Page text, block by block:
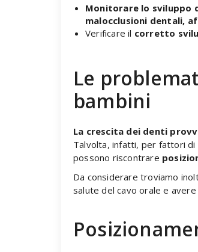
Monitorare lo sviluppo
malocclusioni dentali,
Verificare il corretto
Le
bambini
La crescita dei denti
Talvolta, infatti, per fattori di
possono riscontrare
Da considerare troviamo
salute del cavo orale e